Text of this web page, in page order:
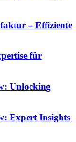
– Effiziente
für
Unlocking
Expert Insights